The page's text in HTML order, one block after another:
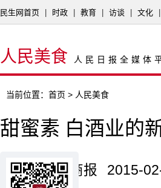
民生网首页 时政 教育 访谈 文化
人民美食 人民日报全媒体
当前位置： 首页 > 人民美食
甜蜜素 白酒业的
来源：北京商报 2015-